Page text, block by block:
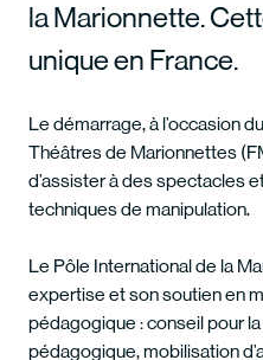
la Marionnette.
unique en France.
Le démarrage, à l’occasion
Théâtres de Marionnettes
d’assister à des spectacles
techniques de manipulation.
Le Pôle International de la
expertise et son soutien en
pédagogique : conseil pour
pédagogique, mobilisation